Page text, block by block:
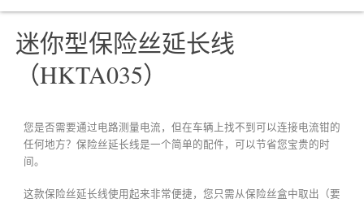
迷你型保险丝延长线
（HKTA035）
您是否需要通过电路测量电流，但在车辆上找不到可以连接电流钳的
任何地方？保险丝延长线是一个简单的配件，可以节省您宝贵的时
间。
这款保险丝延长线使用起来非常便捷，您只需从保险丝盒中取出（要